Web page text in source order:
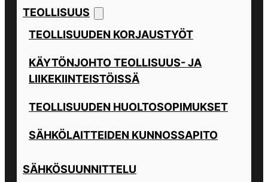
TEOLLISUUS
TEOLLISUUDEN KORJAUSTYÖT
KÄYTÖNJOHTO TEOLLISUUS- JA
LIIKEKIINTEISTÖISSÄ
TEOLLISUUDEN HUOLTOSOPIMUKSET
SÄHKÖLAITTEIDEN KUNNOSSAPITO
SÄHKÖSUUNNITTELU